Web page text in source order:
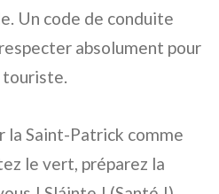
Un code de conduite
absolument pour
touriste.
la Saint-Patrick comme
le vert, préparez la